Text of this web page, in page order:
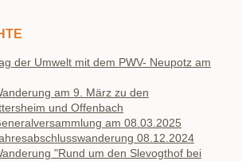
der Umwelt mit dem PWV- Neupotz am
am 9. März zu den
und Offenbach
am 08.03.2025
08.12.2024
"Rund um den Slevogthof bei